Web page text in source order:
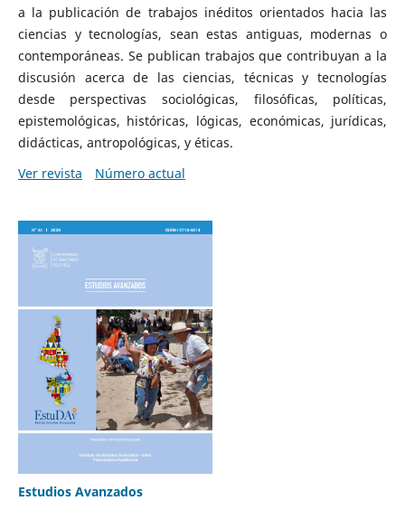
a la publicación de trabajos inéditos orientados hacia las
ciencias y tecnologías, sean estas antiguas, modernas o
contemporáneas. Se publican trabajos que contribuyan a la
discusión acerca de las ciencias, técnicas y tecnologías
desde perspectivas sociológicas, filosóficas, políticas,
epistemológicas, históricas, lógicas, económicas, jurídicas,
didácticas, antropológicas, y éticas.
Ver revista
Número actual
Estudios Avanzados